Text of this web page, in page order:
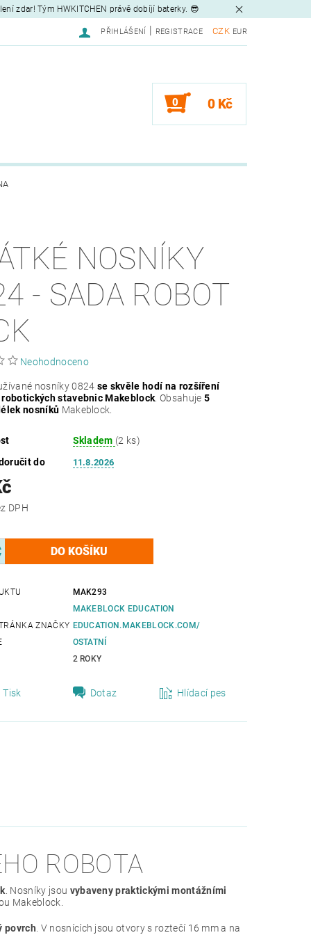
zdar! Tým HWKITCHEN právě dobíjí baterky. 😎
CZK EUR
PŘIHLÁŠENÍ REGISTRACE
0 0 Kč
NOSNÍKY
- SADA ROBOT
Neohodnoceno
nosníky 0824 se skvěle hodí na rozšíření
stavebnic Makeblock . Obsahuje 5
nosníků Makeblock.
Skladem (2 ks)
do
11.8.2026
bez DPH
MAK293
MAKEBLOCK EDUCATION
ZNAČKY EDUCATION.MAKEBLOCK.COM/
OSTATNÍ
2 ROKY
Tisk Dotaz Hlídací pes
ROBOTA
. Nosníky jsou vybaveny praktickými montážními
Makeblock.
povrch . V nosnících jsou otvory s roztečí 16 mm a na